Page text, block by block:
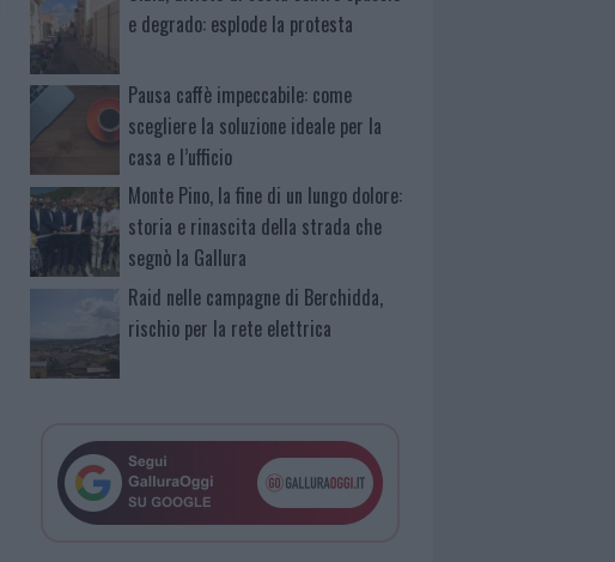
e degrado: esplode la protesta
Pausa caffè impeccabile: come
scegliere la soluzione ideale per la
casa e l’ufficio
Monte Pino, la fine di un lungo dolore:
storia e rinascita della strada che
segnò la Gallura
Raid nelle campagne di Berchidda,
rischio per la rete elettrica